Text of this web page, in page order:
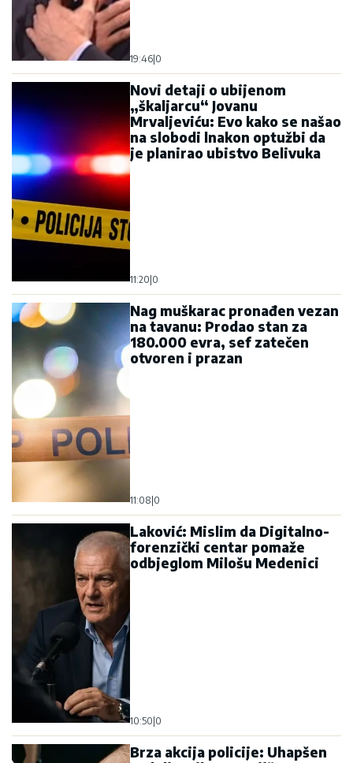
19:46 0
Novi detaji o ubijenom
„škaljarcu“ Jovanu
Mrvaljeviću: Evo kako se našao
na slobodi lnakon optužbi da
je planirao ubistvo Belivuka
11:20 0
Nag muškarac pronađen vezan
na tavanu: Prodao stan za
180.000 evra, sef zatečen
otvoren i prazan
11:08 0
Laković: Mislim da Digitalno-
forenzički centar pomaže
odbjeglom Milošu Medenici
10:50 0
Brza akcija policije: Uhapšen